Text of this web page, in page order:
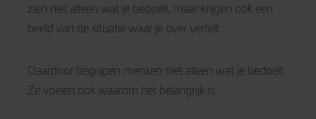
zien niet alleen wat je bedoelt, maar krijgen ook een
beeld van de situatie waar je over vertelt.
Daardoor begrijpen mensen niet alleen wat je bedoelt.
Ze voelen ook waarom het belangrijk is.